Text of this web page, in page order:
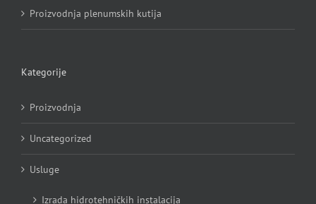
Proizvodnja plenumskih kutija
Kategorije
Proizvodnja
Uncategorized
Usluge
Izrada hidrotehničkih instalacija